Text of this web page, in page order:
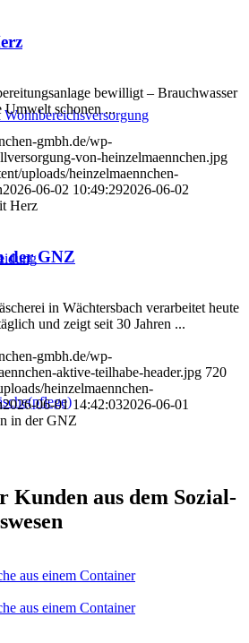
Wohnbereichsversorgung
bewilligt – Brauchwasser
Umwelt schonen ...
gmbh.de/wp-
von-heinzelmaennchen.jpg
uploads/heinzelmaennchen-
2026-06-02 10:49:292026-06-02
Herz
der GNZ
in Wächtersbach verarbeitet heute
und zeigt seit 30 Jahren ...
gmbh.de/wp-
aktive-teilhabe-header.jpg 720
heinzelmaennchen-
2026-06-01 14:42:032026-06-01
in der GNZ
aus dem Sozial-